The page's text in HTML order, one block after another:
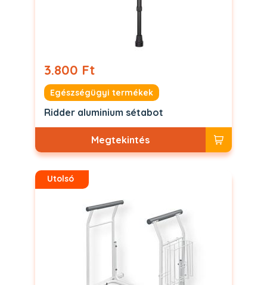
3.800 Ft
Egészségügyi termékek
Ridder aluminium sétabot
Megtekintés
Utolsó